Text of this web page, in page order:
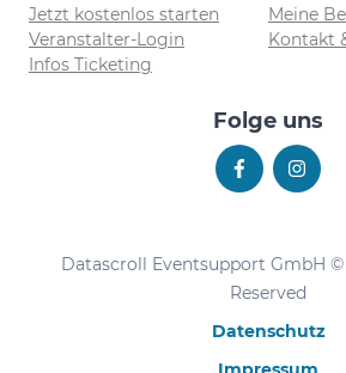
Jetzt kostenlos starten
Veranstalter-Login
Infos Ticketing
Meine
Kontakt
Folge uns
Datascroll Eventsupport GmbH
Reserved
Datenschutz